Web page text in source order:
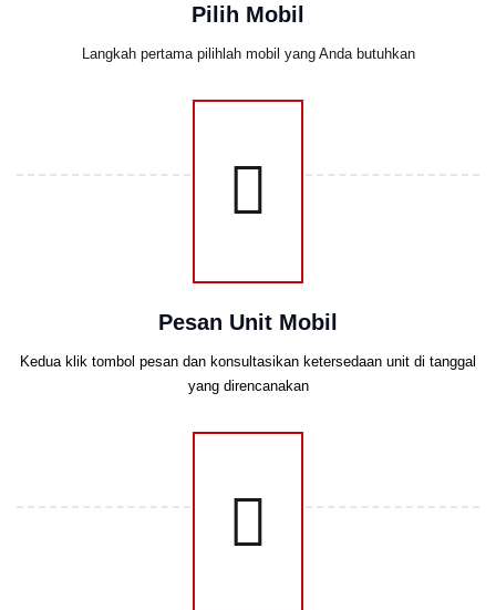
Pilih Mobil
Langkah pertama pilihlah mobil yang Anda butuhkan
Pesan Unit Mobil
Kedua klik tombol pesan dan konsultasikan ketersedaan unit di tanggal
yang direncanakan